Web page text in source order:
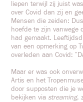
liepen terwijl zij juist
over Covid dan zij en
Mensen die zeiden:
hoefde te zijn vanwege
had gemaakt.
van een opmerking op
overleden aan Covid:
Maar er was ook
Artis en het
door supposten die je
bekijken viastreaming,